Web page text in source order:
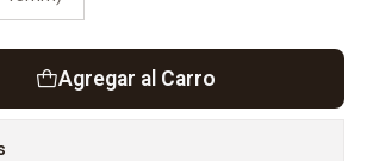
Agregar al Carro